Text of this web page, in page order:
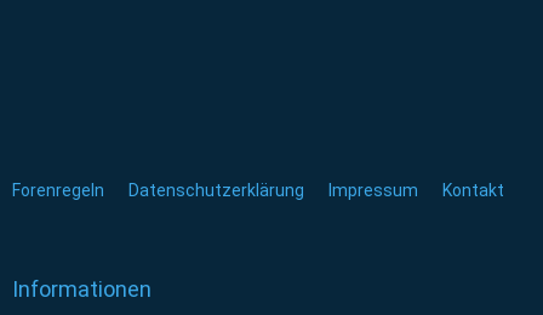
Forenregeln Datenschutzerklärung Impressum Kontakt
Informationen